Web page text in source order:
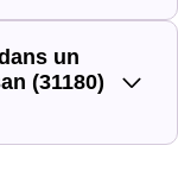
factures
luminosité
un
(31180)